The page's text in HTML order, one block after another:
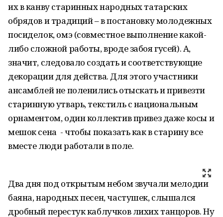
их в канву старинных народных татарских
обрядов и традиций – в постановку молодежных
посиделок, омэ (совместное выполнение какой-
либо сложной работы, вроде забоя гусей). А,
значит, следовало создать и соответствующие
декорации для действа. Для этого участники
ансамблей не поленились отыскать и привезти
старинную утварь, текстиль с национальным
орнаментом, один коллектив привез даже косы и
мешок сена - чтобы показать как в старину все
вместе люди работали в поле.
Два дня под открытым небом звучали мелодии
баяна, народных песен, частушек, слышался
дробный перестук каблучков лихих танцоров. Ну